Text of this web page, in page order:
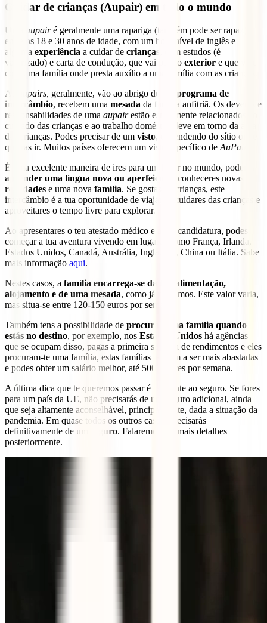
Cuidar de crianças (Aupair) em todo o mundo
Uma aupairé geralmente uma rapariga (também pode ser rapaz)
entre os 18 e 30 anos de idade, com um bom nível de inglês e
alguma experiência a cuidar de crianças
, com estudos (é
valorizado) e carta de condução, que vai para o exterior e que vive
com uma família onde presta auxílio a uma família com as crianças.
As
aupairs, geralmente, vão ao abrigo de um
programa de
intercâmbio, recebem uma mesada da família anfitriã. Os deveres e
responsabilidades de uma aupairestão estritamente relacionados ao
cuidado das crianças e ao trabalho doméstico leve em torno da área
das crianças. Podes precisar de um visto, dependendo do sítio onde
queiras ir. Muitos países oferecem um visto específico de AuPair
É uma excelente maneira de ires para um lugar no mundo, poderes
aprender uma língua nova ou aperfeiçoar
, conheceres novas
realidades e uma nova família. Se gostas de crianças, este
intercâmbio é a tua oportunidade de viajares, cuidares das crianças e
aproveitares o tempo livre para explorar.
Ao apresentares o teu atestado médico e a tua candidatura, podes
começar a tua aventura vivendo em lugares como França, Irlanda,
Estados Unidos, Canadá, Austrália, Inglaterra, China ou Itália. Sabe
mais informação aqui.
Nestes casos, a família encarrega-se da tua alimentação,
alojamento e de uma mesada, como já referimos. Este valor varia,
mas situa-se entre 120-150 euros por semana.
Também tens a possibilidade de procurar uma família quando
estás no destino, por exemplo, nos Estados Unidos há agências
que se ocupam disso, pagas a primeira semana de rendimentos e eles
procuram-te uma família, estas famílias tendem a ser mais abastadas
e podes obter um salário melhor, até 500 dólares por semana.
A última dica que te queremos passar é referente ao seguro. Se fores
para um país da UE, não precisarás de um seguro adicional, ainda
que seja altamente aconselhável, principalmente, dada a situação da
pandemia. Em quase todos os outros casos, precisarás
definitivamente de um
seguro. Falaremos em mais detalhes
posteriormente.